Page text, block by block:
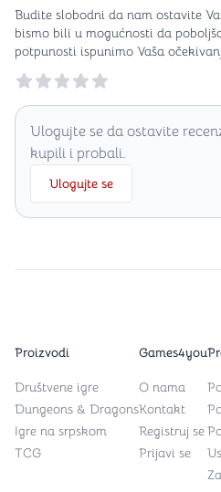
Budite slobodni da nam ostavite
bismo bili u mogućnosti da
potpunosti ispunimo Vaša
Reviews
Ulogujte se da ostavite
kupili i probali.
Ulogujte se
Proizvodi
Društvene igre
Dungeons & Dragons
Igre na srpskom
TCG
Games4you
O nama
Kontakt
Registruj se
Prijavi se